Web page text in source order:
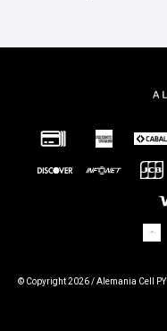
© Copyright 2026 / Alemania Cell PY